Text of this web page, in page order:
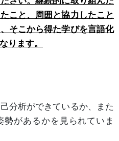
こと、周囲と協力したこと
そこから得た学びを言語化
ります。
分析ができているか、また
があるかを見られていま